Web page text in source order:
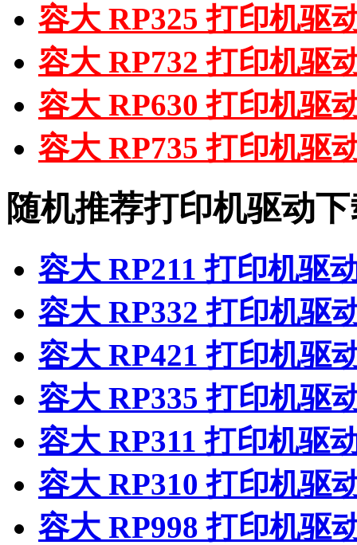
容大 RP325 打印机驱
容大 RP732 打印机驱
容大 RP630 打印机驱
容大 RP735 打印机驱
随机推荐打印机驱动
容大 RP211 打印机驱
容大 RP332 打印机驱
容大 RP421 打印机驱
容大 RP335 打印机驱
容大 RP311 打印机驱
容大 RP310 打印机驱
容大 RP998 打印机驱